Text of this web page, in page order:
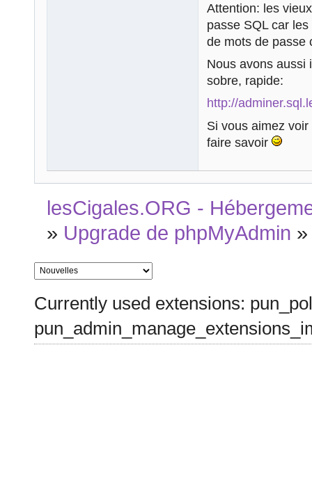
Attention: les
passe SQL car
de mots de passe
Nous avons aussi
sobre, rapide:
http://
Si vous aimez
faire savoir
lesCigales.ORG -
» Upgrade de phpMyAdmin
Currently used extensions: